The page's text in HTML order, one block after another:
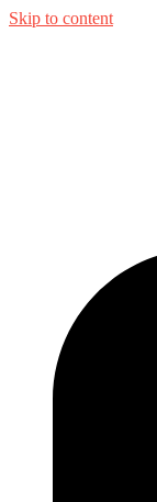
Skip to content